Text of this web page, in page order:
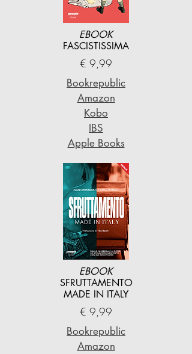
EBOOK
FASCISTISSIMA
€ 9,99
Bookrepublic
Amazon
Kobo
IBS
Apple Books
EBOOK
SFRUTTAMENTO
MADE IN ITALY
€ 9,99
Bookrepublic
Amazon